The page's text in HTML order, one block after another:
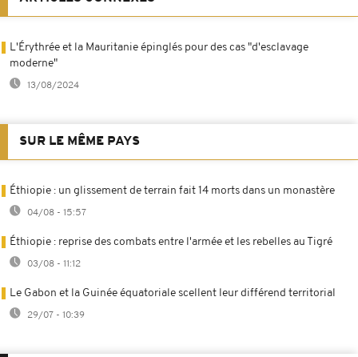
L'Érythrée et la Mauritanie épinglés pour des cas "d'esclavage
moderne"
13/08/2024
SUR LE MÊME PAYS
Éthiopie : un glissement de terrain fait 14 morts dans un monastère
04/08 - 15:57
Éthiopie : reprise des combats entre l'armée et les rebelles au Tigré
03/08 - 11:12
Le Gabon et la Guinée équatoriale scellent leur différend territorial
29/07 - 10:39